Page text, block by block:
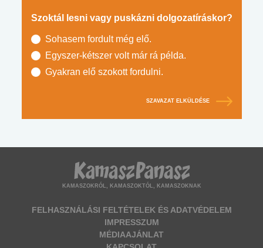
Szoktál lesni vagy puskázni dolgozatíráskor?
Sohasem fordult még elő.
Egyszer-kétszer volt már rá példa.
Gyakran elő szokott fordulni.
SZAVAZAT ELKÜLDÉSE
KAMASZOKRÓL, KAMASZOKTÓL, KAMASZOKNAK
FELHASZNÁLÁSI FELTÉTELEK ÉS ADATVÉDELEM
IMPRESSZUM
MÉDIAAJÁNLAT